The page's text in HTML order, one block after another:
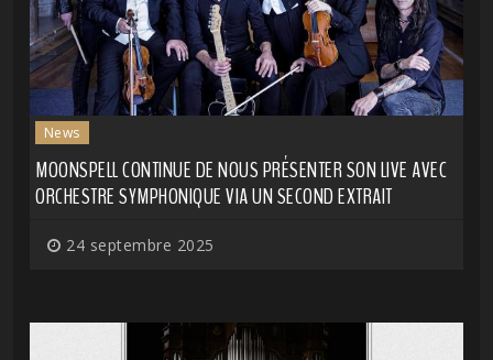
News
MOONSPELL CONTINUE DE NOUS PRÉSENTER SON LIVE AVEC
ORCHESTRE SYMPHONIQUE VIA UN SECOND EXTRAIT
24 septembre 2025